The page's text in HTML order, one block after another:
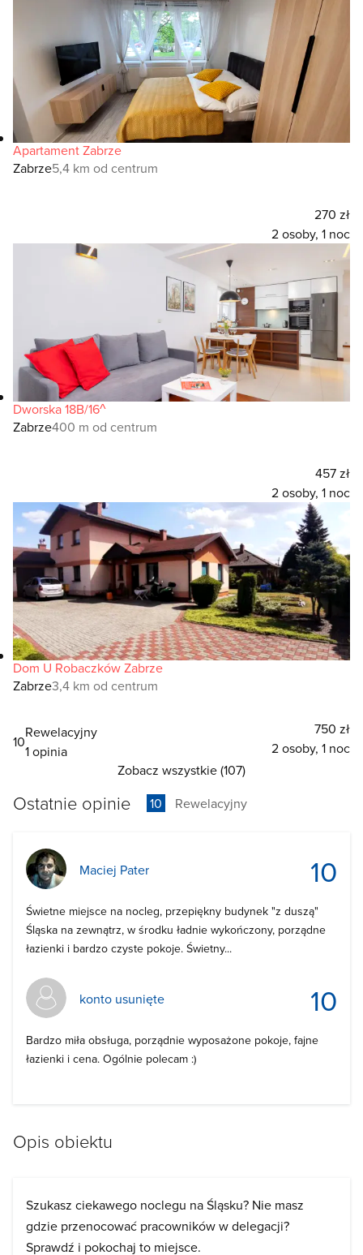
Apartament Zabrze
Zabrze5,4 km od centrum
270 zł
2 osoby, 1 noc
Dworska 18B/16^
Zabrze400 m od centrum
457 zł
2 osoby, 1 noc
Dom U Robaczków Zabrze
Zabrze3,4 km od centrum
10
Rewelacyjny
1 opinia
750 zł
2 osoby, 1 noc
Zobacz wszystkie (107)
Ostatnie opinie 10 Rewelacyjny
10
Maciej Pater
Świetne miejsce na nocleg, przepiękny budynek "z duszą"
Śląska na zewnątrz, w środku ładnie wykończony, porządne
łazienki i bardzo czyste pokoje. Świetny...
10
konto usunięte
Bardzo miła obsługa, porządnie wyposażone pokoje, fajne
łazienki i cena. Ogólnie polecam :)
Opis obiektu
Szukasz ciekawego noclegu na Śląsku? Nie masz
gdzie przenocować pracowników w delegacji?
Sprawdź i pokochaj to miejsce.